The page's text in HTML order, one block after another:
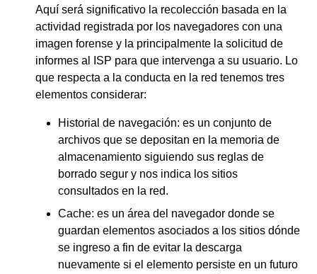
Aquí será significativo la recolección basada en la
actividad registrada por los navegadores con una
imagen forense y la principalmente la solicitud de
informes al ISP para que intervenga a su usuario. Lo
que respecta a la conducta en la red tenemos tres
elementos considerar:
Historial de navegación: es un conjunto de
archivos que se depositan en la memoria de
almacenamiento siguiendo sus reglas de
borrado segur y nos indica los sitios
consultados en la red.
Cache: es un área del navegador donde se
guardan elementos asociados a los sitios dónde
se ingreso a fin de evitar la descarga
nuevamente si el elemento persiste en un futuro